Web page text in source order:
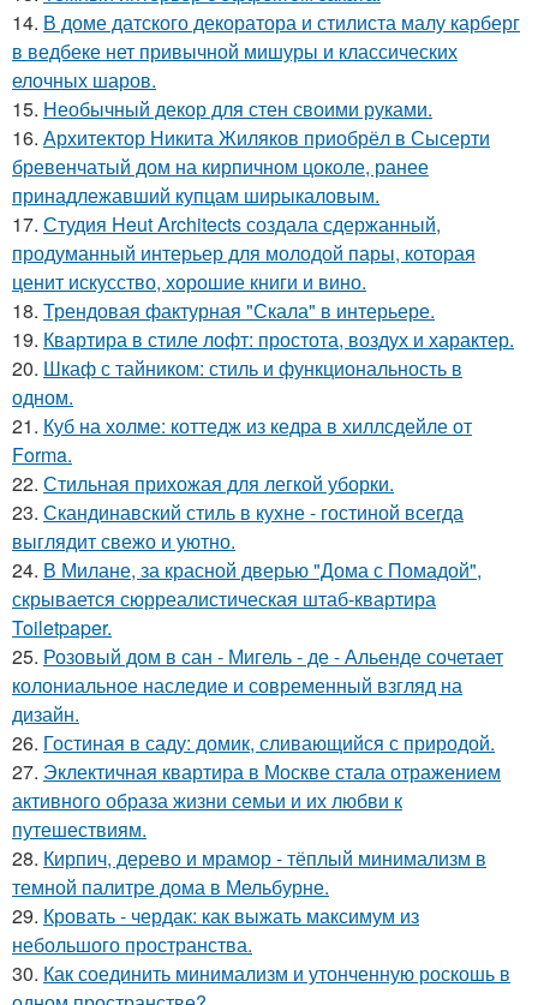
14. В доме датского декоратора и стилиста малу карберг
в ведбеке нет привычной мишуры и классических
елочных шаров.
15. Необычный декор для стен своими руками.
16. Архитектор Никита Жиляков приобрёл в Сысерти
бревенчатый дом на кирпичном цоколе, ранее
принадлежавший купцам ширыкаловым.
17. Студия Heut Architects создала сдержанный,
продуманный интерьер для молодой пары, которая
ценит искусство, хорошие книги и вино.
18. Трендовая фактурная "Скала" в интерьере.
19. Квартира в стиле лофт: простота, воздух и характер.
20. Шкаф с тайником: стиль и функциональность в
одном.
21. Куб на холме: коттедж из кедра в хиллсдейле от
Forma.
22. Стильная прихожая для легкой уборки.
23. Скандинавский стиль в кухне - гостиной всегда
выглядит свежо и уютно.
24. В Милане, за красной дверью "Дома с Помадой",
скрывается сюрреалистическая штаб-квартира
Toiletpaper.
25. Розовый дом в сан - Мигель - де - Альенде сочетает
колониальное наследие и современный взгляд на
дизайн.
26. Гостиная в саду: домик, сливающийся с природой.
27. Эклектичная квартира в Москве стала отражением
активного образа жизни семьи и их любви к
путешествиям.
28. Кирпич, дерево и мрамор - тёплый минимализм в
темной палитре дома в Мельбурне.
29. Кровать - чердак: как выжать максимум из
небольшого пространства.
30. Как соединить минимализм и утонченную роскошь в